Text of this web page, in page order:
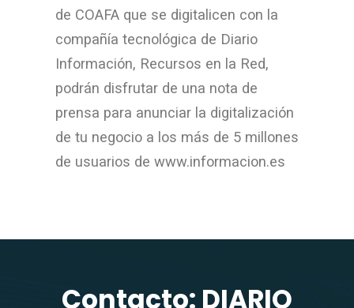
de COAFA que se digitalicen con la
compañía tecnológica de Diario
Información, Recursos en la Red,
podrán disfrutar de una nota de
prensa para anunciar la digitalización
de tu negocio a los más de 5 millones
de usuarios de www.informacion.es
Contacto: DIARIO